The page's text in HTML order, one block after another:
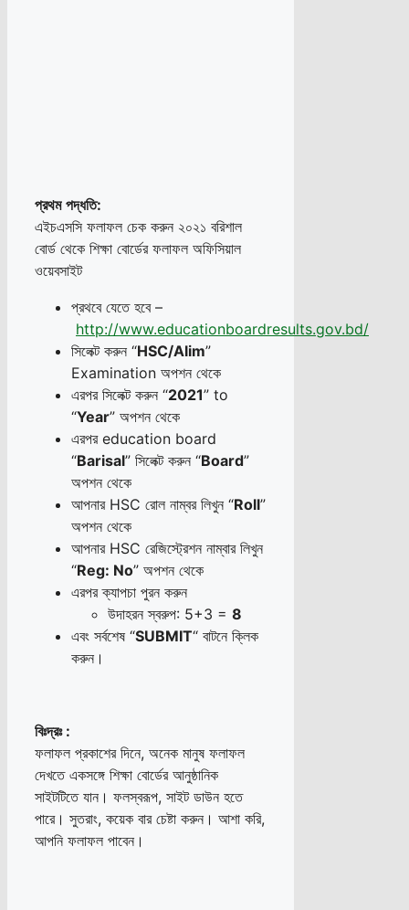
প্রথম পদ্ধতি:
এইচএসসি ফলাফল চেক করুন ২০২১ বরিশাল
বোর্ড থেকে শিক্ষা বোর্ডের ফলাফল অফিসিয়াল
ওয়েবসাইট
প্রথবে যেতে হবে –
http://www.educationboardresults.gov.bd/
সিলেক্ট করুন “HSC/Alim”
Examination অপশন থেকে
এরপর সিলেক্ট করুন “2021” to
“Year” অপশন থেকে
এরপর education board
“Barisal” সিলেক্ট করুন “Board”
অপশন থেকে
আপনার HSC রোল নাম্বর লিখুন “Roll”
অপশন থেকে
আপনার HSC রেজিস্ট্রেশন নাম্বার লিখুন
“Reg: No” অপশন থেকে
এরপর ক্যাপচা পুরন করুন
উদাহরন স্বরুপ: 5+3 = 8
এবং সর্বশেষ “SUBMIT“ বাটনে ক্লিক
করুন।
বিঃদ্রঃ:
ফলাফল প্রকাশের দিনে, অনেক মানুষ ফলাফল
দেখতে একসঙ্গে শিক্ষা বোর্ডের আনুষ্ঠানিক
সাইটটিতে যান। ফলস্বরূপ, সাইট ডাউন হতে
পারে। সুতরাং, কয়েক বার চেষ্টা করুন। আশা করি,
আপনি ফলাফল পাবেন।